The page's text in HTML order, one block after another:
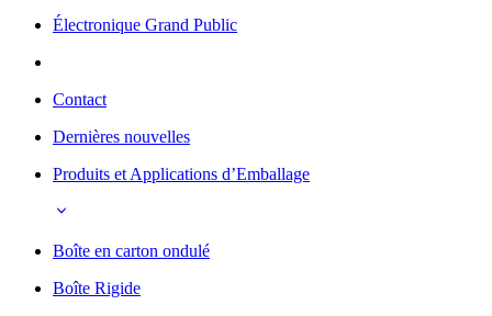
Électronique Grand Public
Contact
Dernières nouvelles
Produits et Applications d’Emballage
Boîte en carton ondulé
Boîte Rigide